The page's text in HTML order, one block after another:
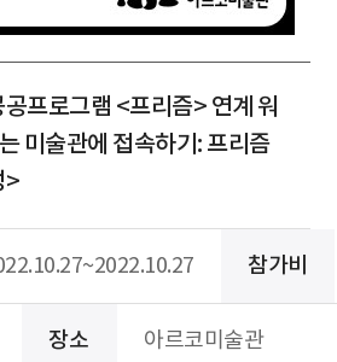
프로그램 <프리즘> 연계 워
미술관에 접속하기: 프리즘
>
참가비
장소
아르코미술관